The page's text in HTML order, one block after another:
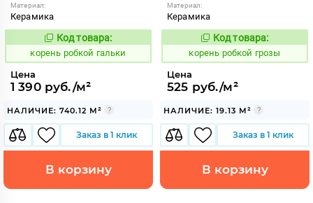
Материал:
Керамика
791015
Код товара:
корень робкой гальки
Цена
1 390 руб./м²
НАЛИЧИЕ: 740.12 М²
Заказ в 1 клик
В корзину
Материал:
Керамика
791019
Код товара:
корень робкой грозы
Цена
525 руб./м²
НАЛИЧИЕ: 19.13 М²
Заказ в 1 клик
В корзину